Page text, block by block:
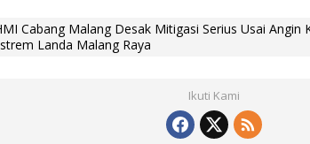
Cabang Malang Desak Mitigasi Serius Usai Angin
Landa Malang Raya
Ikuti Kami